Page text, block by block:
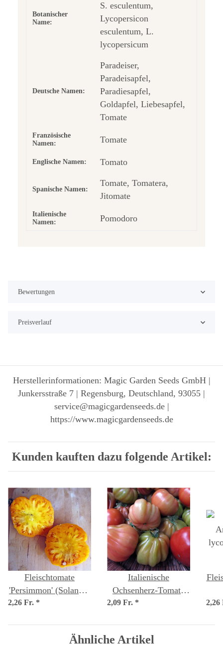
Botanischer
Name:
S. esculentum,
Lycopersicon
esculentum, L.
lycopersicum
Deutsche Namen:
Paradeiser,
Paradeisapfel,
Paradiesapfel,
Goldapfel, Liebesapfel,
Tomate
Französische
Namen:
Tomate
Englische Namen: Tomato
Spanische Namen:
Tomate, Tomatera,
Jitomate
Italienische
Namen:
Pomodoro
Bewertungen
Preisverlauf
Herstellerinformationen: Magic Garden Seeds GmbH |
Junkersstraße 7 | Regensburg, Deutschland, 93055 |
service@magicgardenseeds.de |
https://www.magicgardenseeds.de
Kunden kauften dazu folgende Artikel:
Fleischtomate
'Persimmon' (Solanum
lycopersicum) Samen
2,26 Fr. *
Italienische
Ochsenherz-Tomate
'Cuore di bue'
2,09 Fr. *
Ähnliche Artikel